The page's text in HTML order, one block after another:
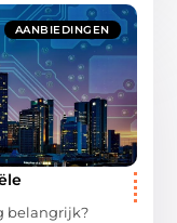
AANBIEDINGEN
belangrijk?